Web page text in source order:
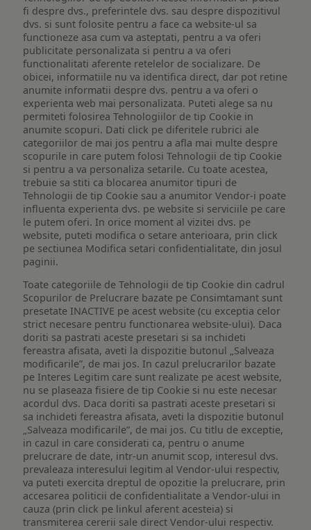
fi despre dvs., preferintele dvs. sau despre dispozitivul
dvs. si sunt folosite pentru a face ca website-ul sa
functioneze asa cum va asteptati, pentru a va oferi
publicitate personalizata si pentru a va oferi
functionalitati aferente retelelor de socializare. De
obicei, informatiile nu va identifica direct, dar pot retine
anumite informatii despre dvs. pentru a va oferi o
experienta web mai personalizata. Puteti alege sa nu
permiteti folosirea Tehnologiilor de tip Cookie in
anumite scopuri. Dati click pe diferitele rubrici ale
categoriilor de mai jos pentru a afla mai multe despre
scopurile in care putem folosi Tehnologii de tip Cookie
si pentru a va personaliza setarile. Cu toate acestea,
trebuie sa stiti ca blocarea anumitor tipuri de
Tehnologii de tip Cookie sau a anumitor Vendor-i poate
influenta experienta dvs. pe website si serviciile pe care
le putem oferi. In orice moment al vizitei dvs. pe
website, puteti modifica o setare anterioara, prin click
pe sectiunea Modifica setari confidentialitate, din josul
paginii.
Toate categoriile de Tehnologii de tip Cookie din cadrul
Scopurilor de Prelucrare bazate pe Consimtamant sunt
presetate INACTIVE pe acest website (cu exceptia celor
strict necesare pentru functionarea website-ului). Daca
doriti sa pastrati aceste presetari si sa inchideti
fereastra afisata, aveti la dispozitie butonul „Salveaza
modificarile”, de mai jos. In cazul prelucrarilor bazate
pe Interes Legitim care sunt realizate pe acest website,
nu se plaseaza fisiere de tip Cookie si nu este necesar
acordul dvs. Daca doriti sa pastrati aceste presetari si
sa inchideti fereastra afisata, aveti la dispozitie butonul
„Salveaza modificarile”, de mai jos. Cu titlu de exceptie,
in cazul in care considerati ca, pentru o anume
prelucrare de date, intr-un anumit scop, interesul dvs.
prevaleaza interesului legitim al Vendor-ului respectiv,
va puteti exercita dreptul de opozitie la prelucrare, prin
accesarea politicii de confidentialitate a Vendor-ului in
cauza (prin click pe linkul aferent acesteia) si
transmiterea cererii sale direct Vendor-ului respectiv.